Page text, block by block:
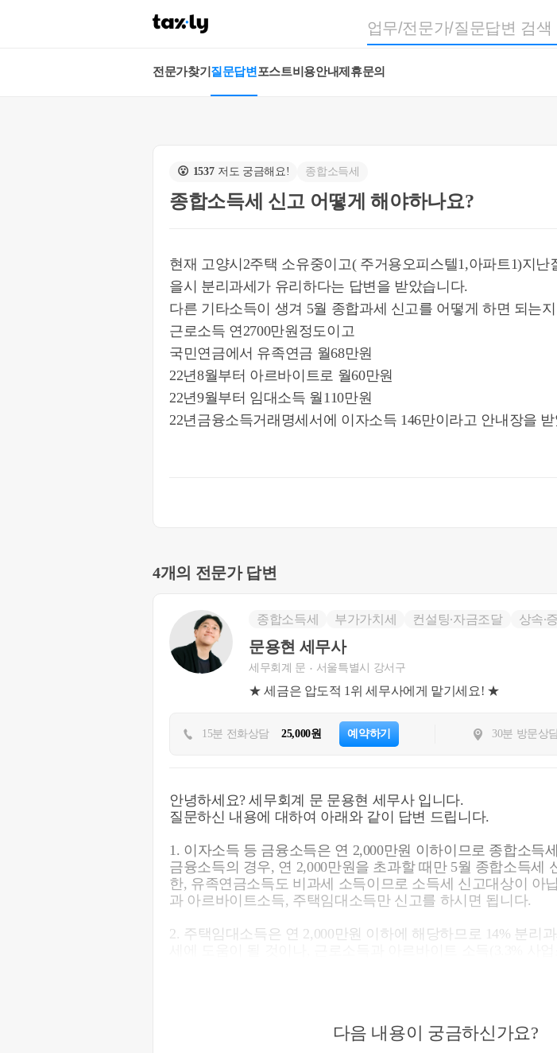
전문가찾기 질문답변 포스트비용안내제휴문의
😮 1537 저도 궁금해요! 종합소득세
종합소득세 신고 어떻게 해야하나요?
현재 고양시2주택 소유중이고( 주거용오피스텔1,아파트1)지난
을시 분리과세가 유리하다는 답변을 받았습니다.
다른 기타소득이 생겨 5월 종합과세 신고를 어떻게 하면 되는
근로소득 연2700만원정도이고
국민연금에서 유족연금 월68만원
22년8월부터 아르바이트로 월60만원
22년9월부터 임대소득 월110만원
22년금융소득거래명세서에 이자소득 146만이라고 안내장을
4개의 전문가 답변
종합소득세 부가가치세 컨설팅∙자금조달 상속∙
문용현 세무사
세무회계 문 서울특별시 강서구
★ 세금은 압도적 1위 세무사에게 맡기세요! ★
15분 전화상담 25,000원 예약하기 30분 방문상
안녕하세요? 세무회계 문 문용현 세무사 입니다.
질문하신 내용에 대하여 아래와 같이 답변 드립니다.
1. 이자소득 등 금융소득은 연 2,000만원 이하이므로 종합소득
금융소득의 경우, 연 2,000만원을 초과할 때만 5월 종합소득세
한, 유족연금소득도 비과세 소득이므로 소득세 신고대상이 아
과 아르바이트소득, 주택임대소득만 신고를 하시면 됩니다.
2. 주택임대소득은 연 2,000만원 이하에 해당하므로 14% 분리
3. 셀프로 종합소득세 신고시에는 아래 국세청 동영상 자료실
다음 내용이 궁금하신가요?